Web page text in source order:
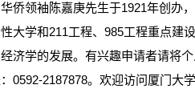
侨领袖陈嘉庚先生于1921年创办
大学和211工程、985工程重点建
济学的发展。有兴趣申请者请将
0592-2187878。欢迎访问厦门大